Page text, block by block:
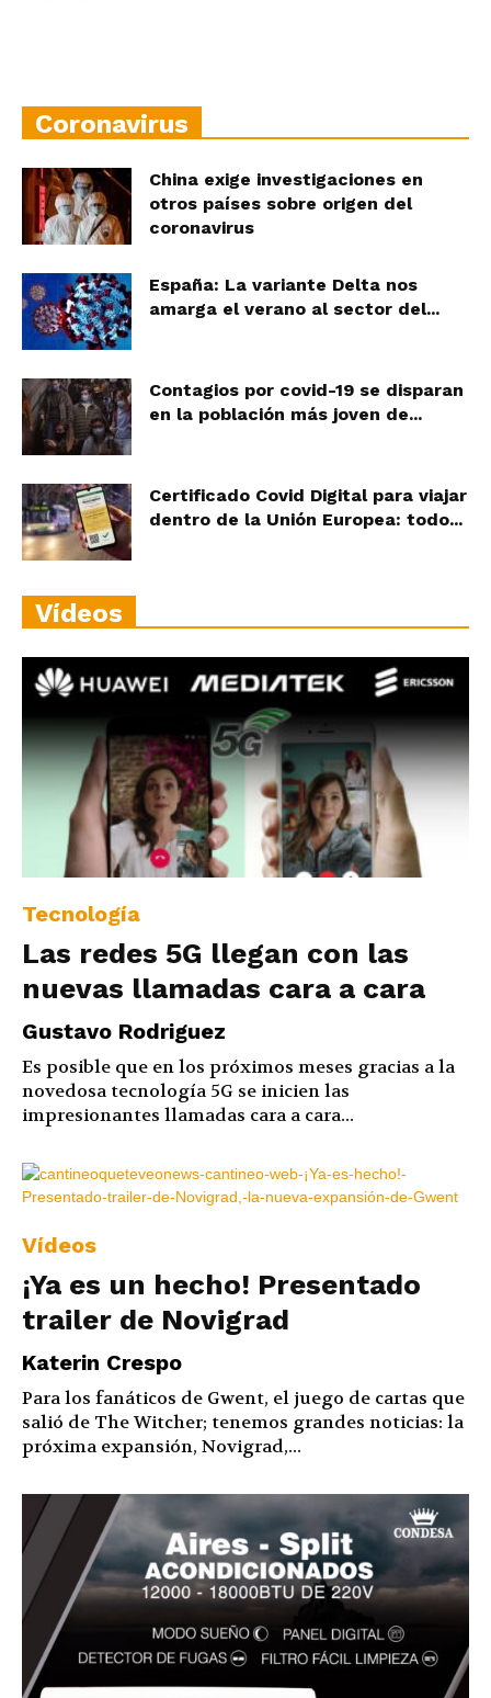
Coronavirus
China exige investigaciones en
otros países sobre origen del
coronavirus
España: La variante Delta nos
amarga el verano al sector del...
Contagios por covid-19 se disparan
en la población más joven de...
Certificado Covid Digital para viajar
dentro de la Unión Europea: todo...
Vídeos
Tecnología
Las redes 5G llegan con las
nuevas llamadas cara a cara
Gustavo Rodriguez
Es posible que en los próximos meses gracias a la
novedosa tecnología 5G se inicien las
impresionantes llamadas cara a cara...
Vídeos
¡Ya es un hecho! Presentado
trailer de Novigrad
Katerin Crespo
Para los fanáticos de Gwent, el juego de cartas que
salió de The Witcher; tenemos grandes noticias: la
próxima expansión, Novigrad,...